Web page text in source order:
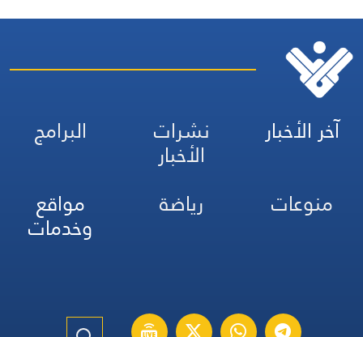
آخر الأخبار نشرات
الأخبار
البرامج
منوعات
رياضة مواقع
وخدمات